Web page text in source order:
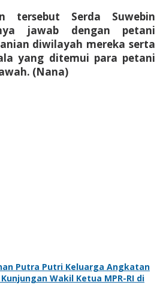
tersebut Serda Suwebin
jawab dengan petani
diwilayah mereka serta
yang ditemui para petani
(Nana)
Putra Putri Keluarga Angkatan
Wakil Ketua MPR-RI di